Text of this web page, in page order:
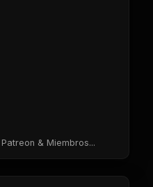
& Miembros...
1 Clases